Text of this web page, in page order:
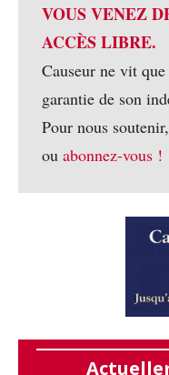
VOUS VENEZ
ACCÈS LIBRE.
Causeur ne vit
garantie de son
Pour nous
ou abonnez-vous !